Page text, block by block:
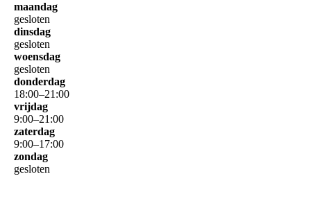
maandag
gesloten
dinsdag
gesloten
woensdag
gesloten
donderdag
18:00–21 :00
vrijdag
9:00–21 :00
zaterdag
9:00–17:00
zondag
gesloten